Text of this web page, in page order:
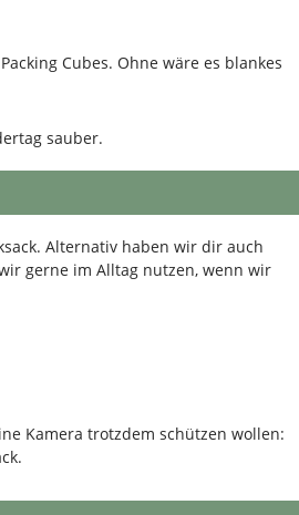
Cubes. Ohne wäre es blankes
sauber.
Alternativ haben wir dir auch
gerne im Alltag nutzen, wenn wir
Kamera trotzdem schützen wollen: